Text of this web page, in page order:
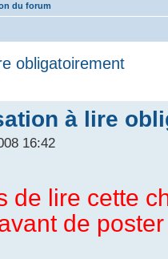
du forum
obligatoirement
à lire
16:42
de lire cette
de poster